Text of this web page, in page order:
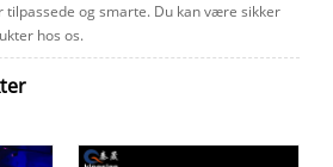
tilpassede og smarte. Du kan være sikker
hos os.